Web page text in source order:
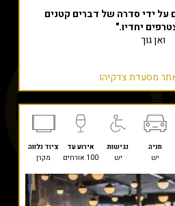
על ידי סדרה של דברים קטנים
יחדיו."
ואן גוך
מסעדת צדקיהו
חניה נגישות אירוע עד
ציוד נלווה
יש יש 100 אורחים מקרן